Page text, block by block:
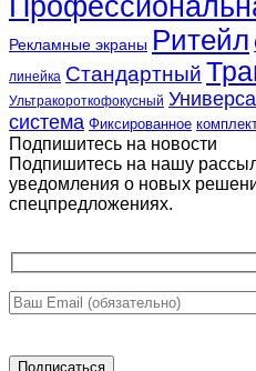
Рекламные экраны Ритейл
линейка Стандартный
Ультракороткофокусный
система Фиксированное
Подпишитесь на новости
Подпишитесь на нашу
уведомления о новых
спецпредложениях.